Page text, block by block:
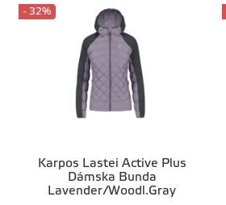
Karpos Lastei Active Plus
Dámska Bunda
Lavender/Woodl.Gray
- 32%